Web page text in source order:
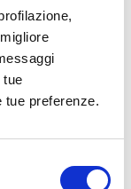
tue
tue preferenze.